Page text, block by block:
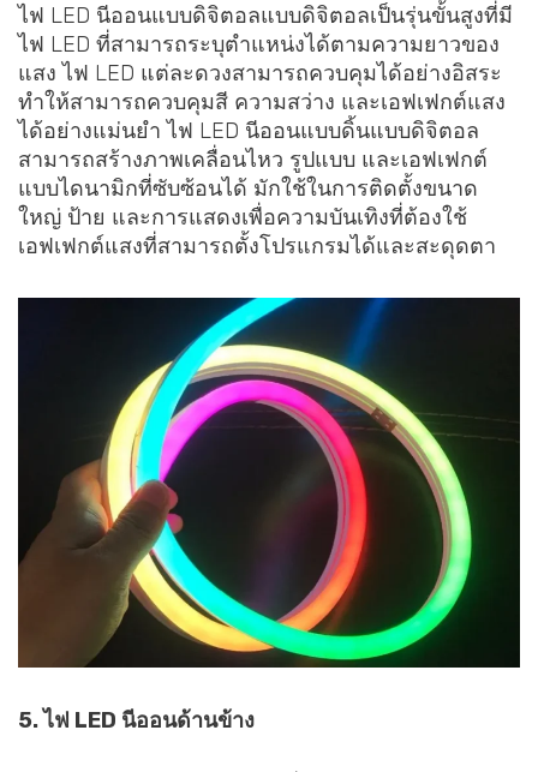
ไฟ LED นีออนแบบดิจิตอลแบบดิจิตอลเป็นรุ่นขั้นสูงที่มี
ไฟ LED ที่สามารถระบุตำแหน่งได้ตามความยาวของ
แสง ไฟ LED แต่ละดวงสามารถควบคุมได้อย่างอิสระ
ทำให้สามารถควบคุมสี ความสว่าง และเอฟเฟกต์แสง
ได้อย่างแม่นยำ ไฟ LED นีออนแบบดิ้นแบบดิจิตอล
สามารถสร้างภาพเคลื่อนไหว รูปแบบ และเอฟเฟกต์
แบบไดนามิกที่ซับซ้อนได้ มักใช้ในการติดตั้งขนาด
ใหญ่ ป้าย และการแสดงเพื่อความบันเทิงที่ต้องใช้
เอฟเฟกต์แสงที่สามารถตั้งโปรแกรมได้และสะดุดตา
5. ไฟ LED นีออนด้านข้าง